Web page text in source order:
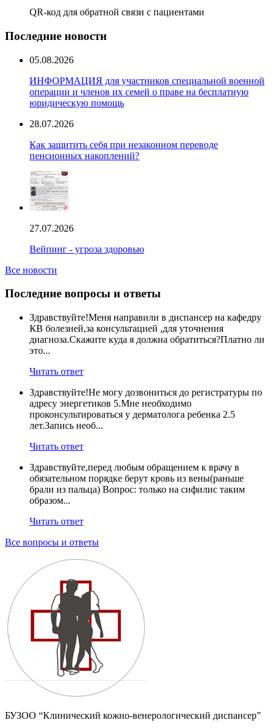
QR-код для обратной связи с пациентами
Последние новости
05.08.2026
ИНФОРМАЦИЯ для участников специальной военной
операции и членов их семей о праве на бесплатную
юридическую помощь
28.07.2026
Как защитить себя при незаконном переводе
пенсионных накоплений?
27.07.2026
Вейпинг - угроза здоровью
Все новости
Последние вопросы и ответы
Здравствуйте!Меня направили в диспансер на кафедру
КВ болезней,за консультацией ,для уточнения
диагноза.Скажите куда я должна обратиться?Платно ли
это...
Читать ответ
Здравствуйте!Не могу дозвониться до регистратуры по
адресу энергетиков 5.Мне необходимо
проконсультироваться у дерматолога ребенка 2.5
лет.Запись необ...
Читать ответ
Здравствуйте,перед любым обращением к врачу в
обязательном порядке берут кровь из вены(раньше
брали из пальца) Вопрос: только на сифилис таким
образом...
Читать ответ
Все вопросы и ответы
БУЗОО “Клинический кожно-венерологический диспансер”